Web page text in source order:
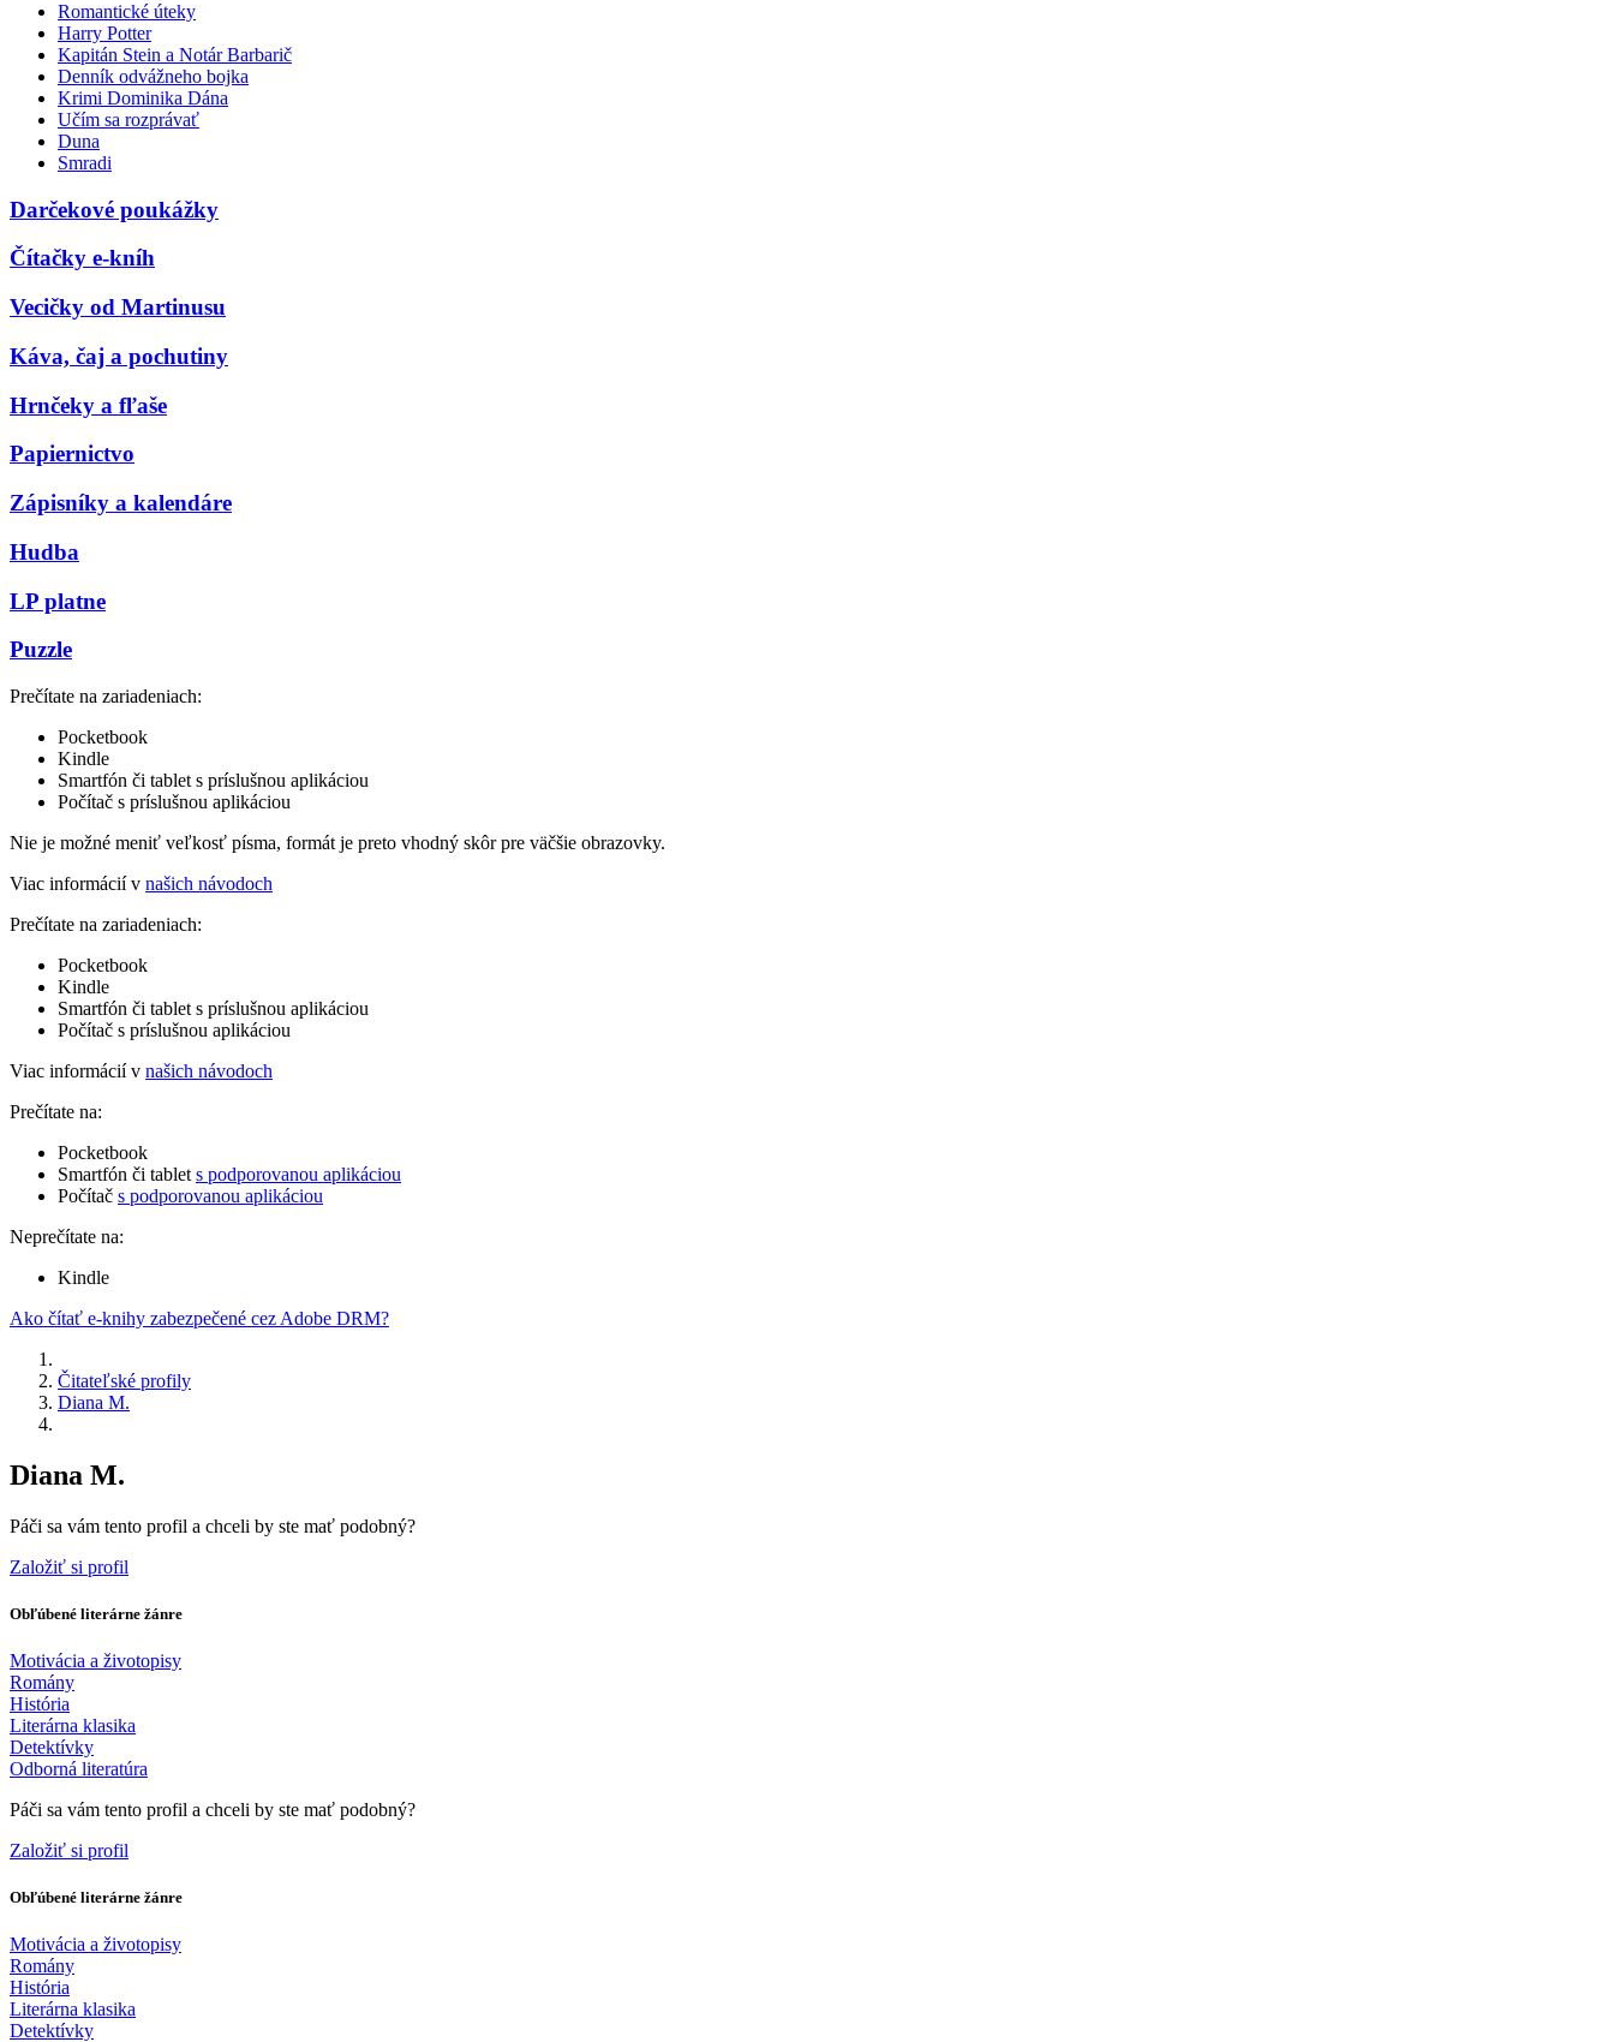
Romantické úteky
Harry Potter
Kapitán Stein a Notár Barbarič
Denník odvážneho bojka
Krimi Dominika Dána
Učím sa rozprávať
Duna
Smradi
Darčekové poukážky
Čítačky e-kníh
Vecičky od Martinusu
Káva, čaj a pochutiny
Hrnčeky a fľaše
Papiernictvo
Zápisníky a kalendáre
Hudba
LP platne
Puzzle
Prečítate na zariadeniach:
Pocketbook
Kindle
Smartfón či tablet s príslušnou aplikáciou
Počítač s príslušnou aplikáciou
Nie je možné meniť veľkosť písma, formát je preto vhodný skôr pre väčšie obrazovky.
Viac informácií v našich návodoch
Prečítate na zariadeniach:
Pocketbook
Kindle
Smartfón či tablet s príslušnou aplikáciou
Počítač s príslušnou aplikáciou
Viac informácií v našich návodoch
Prečítate na:
Pocketbook
Smartfón či tablet s podporovanou aplikáciou
Počítač s podporovanou aplikáciou
Neprečítate na:
Kindle
Ako čítať e-knihy zabezpečené cez Adobe DRM?
Čitateľské profily
Diana M.
Diana M.
Páči sa vám tento profil a chceli by ste mať podobný?
Založiť si profil
Obľúbené literárne žánre
Motivácia a životopisy
Romány
História
Literárna klasika
Detektívky
Odborná literatúra
Páči sa vám tento profil a chceli by ste mať podobný?
Založiť si profil
Obľúbené literárne žánre
Motivácia a životopisy
Romány
História
Literárna klasika
Detektívky